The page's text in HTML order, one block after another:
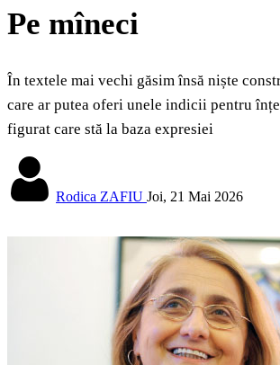
Pe mîneci
În textele mai vechi găsim însă niște
care ar putea oferi unele indicii pentru
figurat care stă la baza expresiei
Rodica ZAFIU Joi, 21 Mai 2026